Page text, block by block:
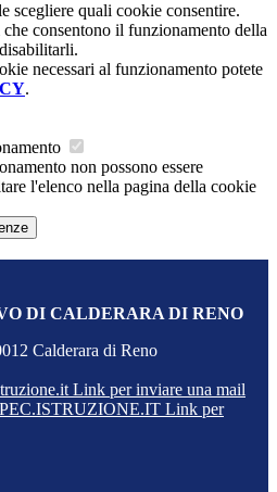
scegliere quali cookie consentire.
consentono il funzionamento della
necessari al funzionamento potete
.
non possono essere
l'elenco nella pagina della cookie
DI CALDERARA DI RENO
Calderara di Reno
Link per inviare una mail
Link per